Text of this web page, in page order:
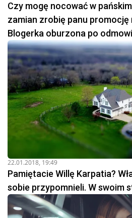
Czy mogę nocować w
zamian zrobię panu promocję
Blogerka oburzona po
22.01.2018, 19:49
Pamiętacie Willę Karpatia?
sobie przypomnieli. W swoim